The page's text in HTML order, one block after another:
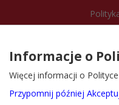
Informacje o
Więcej informacji o
Przypomnij później